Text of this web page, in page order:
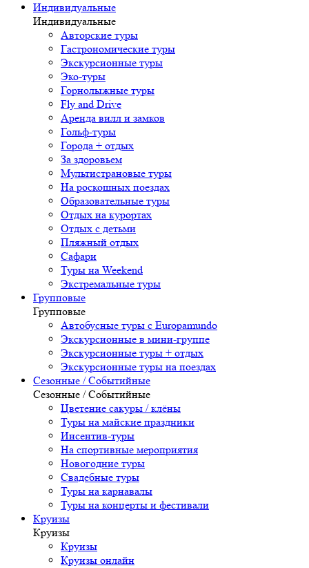
Индивидуальные
Индивидуальные
Авторские туры
Гастрономические туры
Экскурсионные туры
Эко-туры
Горнолыжные туры
Fly and Drive
Аренда вилл и замков
Гольф-туры
Города + отдых
За здоровьем
Мультистрановые туры
На роскошных поездах
Образовательные туры
Отдых на курортах
Отдых с детьми
Пляжный отдых
Сафари
Туры на Weekend
Экстремальные туры
Групповые
Групповые
Автобусные туры с Europamundo
Экскурсионные в мини-группе
Экскурсионные туры + отдых
Экскурсионные туры на поездах
Сезонные / Событийные
Сезонные / Событийные
Цветение сакуры / клёны
Туры на майские праздники
Инсентив-туры
На спортивные мероприятия
Новогодние туры
Свадебные туры
Туры на карнавалы
Туры на концерты и фестивали
Круизы
Круизы
Круизы
Круизы онлайн